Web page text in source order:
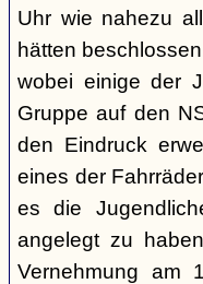
Uhr wie nahezu
hätten
wobei einige der
Gruppe auf den
den Eindruck
eines der
es die
angelegt zu
Vernehmung am